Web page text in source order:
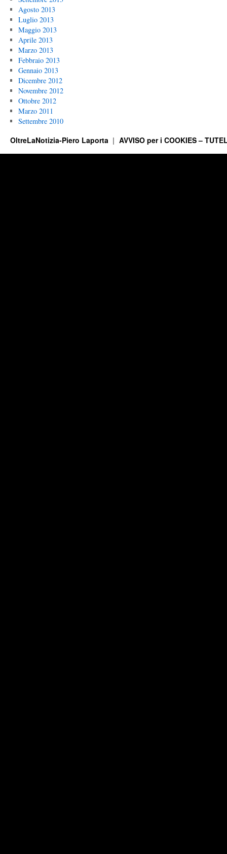
Agosto 2013
Luglio 2013
Maggio 2013
Aprile 2013
Marzo 2013
Febbraio 2013
Gennaio 2013
Dicembre 2012
Novembre 2012
Ottobre 2012
Marzo 2011
Settembre 2010
OltreLaNotizia-Piero Laporta AVVISO per i COOKIES –